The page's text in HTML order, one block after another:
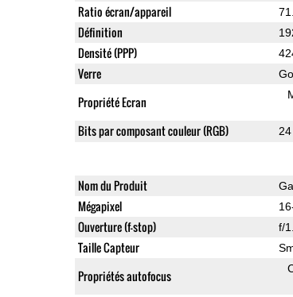
Ratio écran/appareil
Définition
Densité (PPP)
Verre
Propriété Ecran
Bits par composant couleur (RGB)
Nom du Produit
Mégapixel
Ouverture (f-stop) f/
Taille Capteur
Propriétés autofocus